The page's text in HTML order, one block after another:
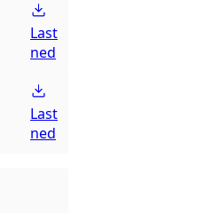
Last
ned
Last
ned